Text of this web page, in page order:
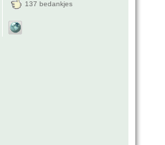
137 bedankjes